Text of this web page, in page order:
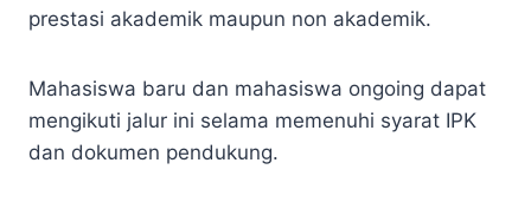
prestasi akademik maupun non akademik.
Mahasiswa baru dan mahasiswa ongoing dapat
mengikuti jalur ini selama memenuhi syarat IPK
dan dokumen pendukung.